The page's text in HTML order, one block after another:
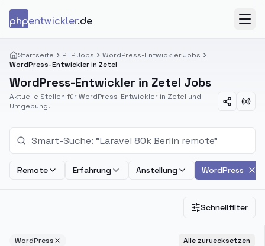
phpentwickler.de
Startseite PHP Jobs
WordPress-Entwickler Jobs
WordPress-Entwickler in Zetel
WordPress-Entwickler in Zetel Jobs
Aktuelle Stellen für WordPress-Entwickler in Zetel und
Umgebung.
Remote Erfahrung Anstellung WordPress
Schnellfilter
WordPress Alle zuruecksetzen